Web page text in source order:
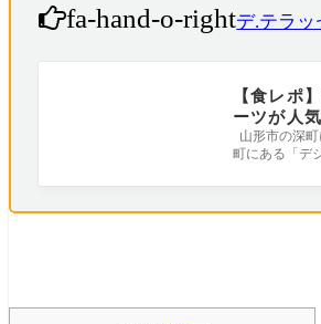
fa-hand-o-rightデ.テラッ
【食レポ
ーツが人
山形市の深
町にある「デ